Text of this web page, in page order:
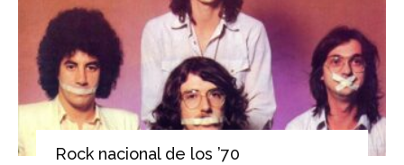
Rock nacional de los ’70